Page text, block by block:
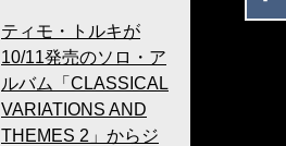
ティモ・トルキが
10/11発売のソロ・ア
ルバム「CLASSICAL
VARIATIONS AND
THEMES 2」からジ